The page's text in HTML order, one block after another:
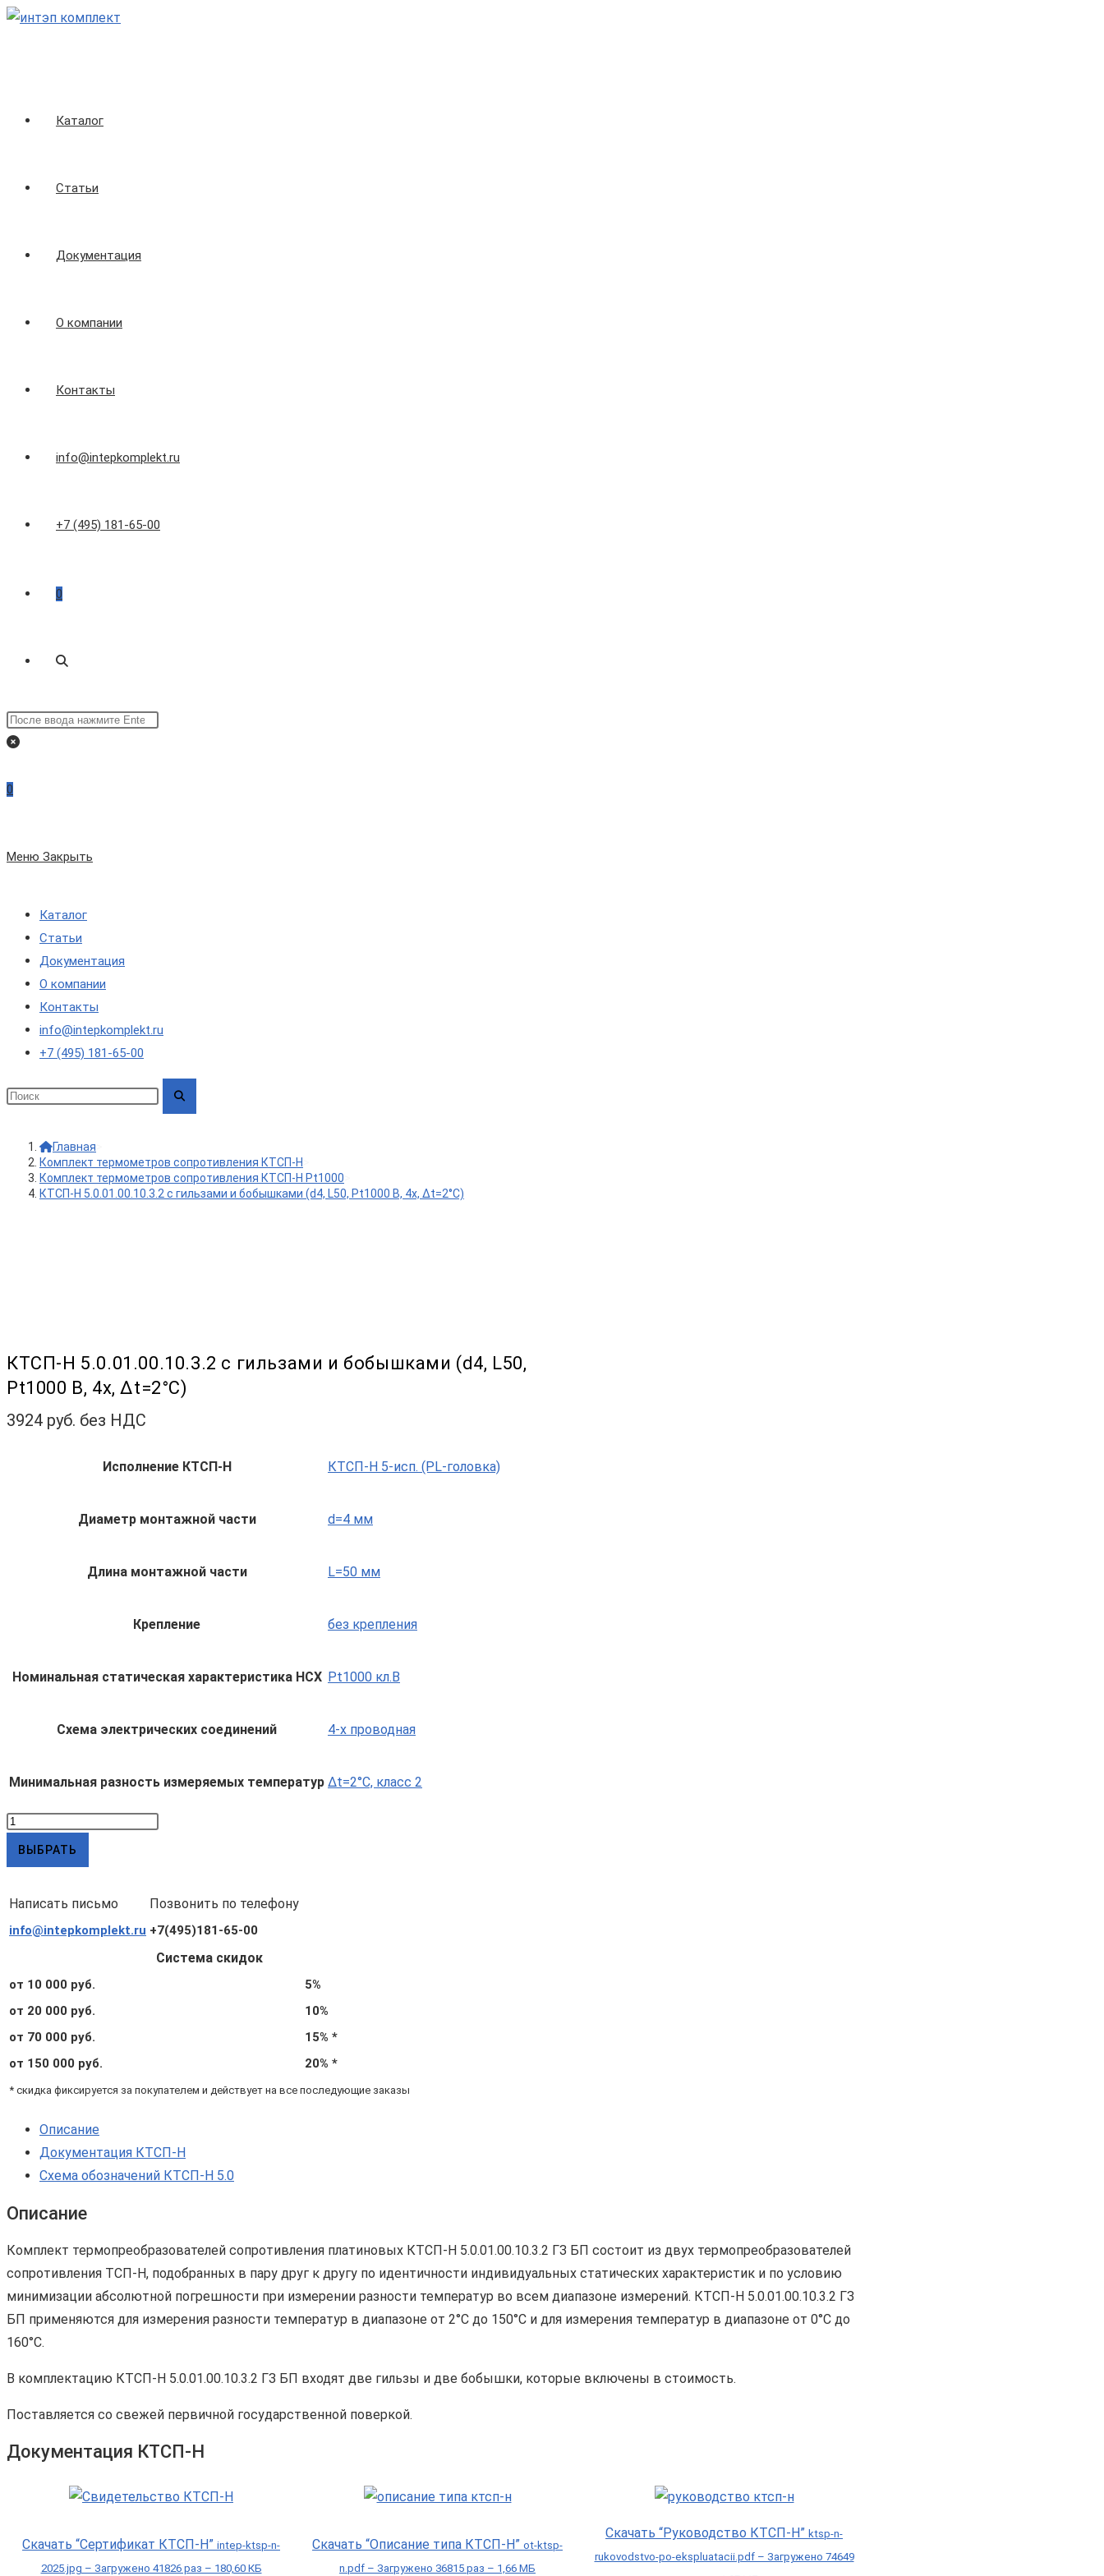
Перейти
Каталог
Статьи
Документация
О компании
Контакты
info@intepkomplekt.ru
+7 (495) 181-65-00
0
Переключить
поиск
веб-
Поиск
на
0
Меню Закрыть
Каталог
Статьи
Документация
О компании
Контакты
info@intepkomplekt.ru
+7 (495) 181-65-00
Главная
Комплект термометров сопротивления КТСП-Н
Комплект термометров сопротивления КТСП-Н Pt1000
КТСП-Н 5.0.01.00.10.3.2 с гильзами и бобышками (d4, L50, Pt1000 B, 4х, Δt=2°С)
КТСП-Н 5.0.01.00.10.3.2 с гильзами и бобышками (d4, L50,
Pt1000 B, 4х, Δt=2°С)
3924 руб. без НДС
Исполнение КТСП-Н КТСП-Н 5-исп. (PL-головка)
Диаметр монтажной части d=4 мм
Длина монтажной части L=50 мм
Крепление без крепления
Номинальная статическая характеристика НСХ Pt1000 кл.B
Схема электрических соединений 4-х проводная
Минимальная разность измеряемых температур Δt=2°C, класс 2
Количество
товара
КТСП-
5.0.01.00.10.3.2
с
и
бобышками
B,
ВЫБРАТЬ
Написать письмо Позвонить по телефону
info@intepkomplekt.ru +7(495)181-65-00
Система скидок
от 10 000 руб.
5%
от 20 000 руб.
10%
от 70 000 руб.
15% *
от 150 000 руб.
20% *
* скидка фиксируется за покупателем и действует на все последующие заказы
Описание
Документация КТСП-Н
Схема обозначений КТСП-Н 5.0
Описание
Комплект термопреобразователей сопротивления платиновых КТСП-Н 5.0.01.00.10.3.2 ГЗ БП состоит из двух термопреобразователей
сопротивления ТСП-Н, подобранных в пару друг к другу по идентичности индивидуальных статических характеристик и по условию
минимизации абсолютной погрешности при измерении разности температур во всем диапазоне измерений. КТСП-Н 5.0.01.00.10.3.2 ГЗ
БП применяются для измерения разности температур в диапазоне от 2°С до 150°С и для измерения температур в диапазоне от 0°С до
160°С.
В комплектацию КТСП-Н 5.0.01.00.10.3.2 ГЗ БП входят две гильзы и две бобышки, которые включены в стоимость.
Поставляется со свежей первичной государственной поверкой.
Документация КТСП-Н
Скачать “Сертификат КТСП-Н” intep-ktsp-n-
2025.jpg – Загружено 41826 раз – 180,60 КБ
Скачать “Описание типа КТСП-Н” ot-ktsp-
n.pdf – Загружено 36815 раз – 1,66 МБ
Скачать “Руководство КТСП-Н” ktsp-n-
rukovodstvo-po-ekspluatacii.pdf – Загружено 74649